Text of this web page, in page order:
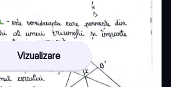
Vizualizare